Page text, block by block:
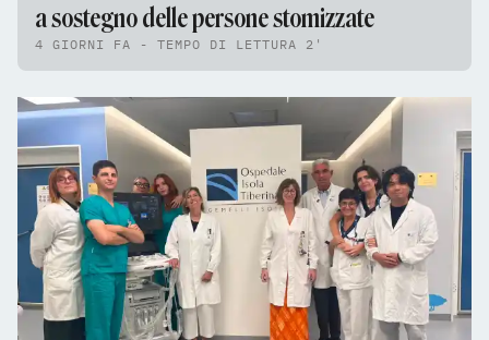
a sostegno delle persone stomizzate
4 GIORNI FA - TEMPO DI LETTURA 2'